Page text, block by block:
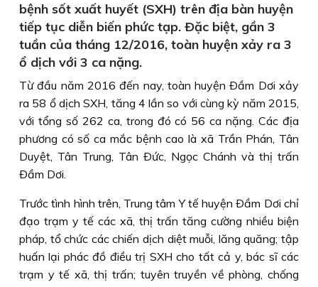
bệnh sốt xuất huyết (SXH) trên địa bàn huyện
tiếp tục diễn biến phức tạp. Ðặc biệt, gần 3
tuần của tháng 12/2016, toàn huyện xảy ra 3
ổ dịch với 3 ca nặng.
Từ đầu năm 2016 đến nay, toàn huyện Ðầm Dơi xảy
ra 58 ổ dịch SXH, tăng 4 lần so với cùng kỳ năm 2015,
với tổng số 262 ca, trong đó có 56 ca nặng. Các địa
phương có số ca mắc bệnh cao là xã Trần Phán, Tân
Duyệt, Tân Trung, Tân Ðức, Ngọc Chánh và thị trấn
Ðầm Dơi.
Trước tình hình trên, Trung tâm Y tế huyện Ðầm Dơi chỉ
đạo trạm y tế các xã, thị trấn tăng cường nhiều biện
pháp, tổ chức các chiến dịch diệt muỗi, lăng quăng; tập
huấn lại phác đồ điều trị SXH cho tất cả y, bác sĩ các
trạm y tế xã, thị trấn; tuyên truyền về phòng, chống